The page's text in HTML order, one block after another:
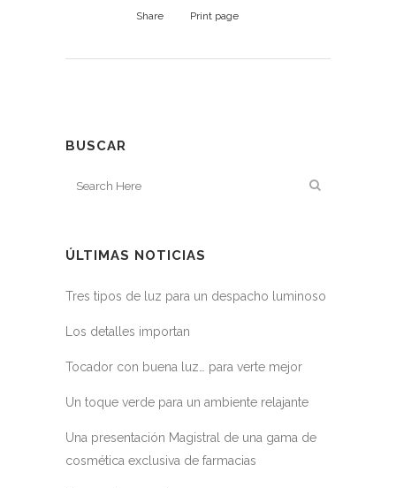
Share Print page
BUSCAR
ÚLTIMAS NOTICIAS
Tres tipos de luz para un despacho luminoso
Los detalles importan
Tocador con buena luz… para verte mejor
Un toque verde para un ambiente relajante
Una presentación Magistral de una gama de
cosmética exclusiva de farmacias